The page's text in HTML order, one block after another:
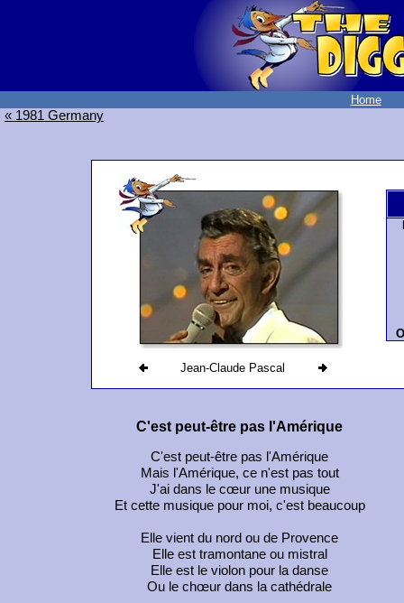
Home
« 1981 Germany
Jean-Claude Pascal
C'est peut-être pas l'Amérique
C'est peut-être pas l'Amérique
Mais l'Amérique, ce n'est pas tout
J'ai dans le cœur une musique
Et cette musique pour moi, c'est beaucoup
Elle vient du nord ou de Provence
Elle est tramontane ou mistral
Elle est le violon pour la danse
Ou le chœur dans la cathédrale